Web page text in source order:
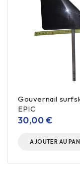
Gouvernail
EPIC
30,00€
AJOUTER AU